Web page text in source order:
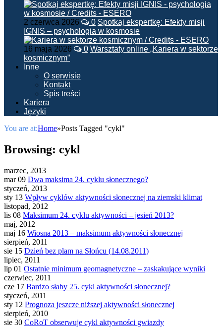
2 czerwca 2026 0 Spotkaj ekspertkę: Efekty misji
IGNIS – psychologia w kosmosie
16 maja 2026 0 Warsztaty online „Kariera w sektorze
kosmicznym”
Inne
O serwisie
Kontakt
Spis treści
Kariera
Języki
You are at:Home»Posts Tagged "cykl"
Browsing: cykl
marzec, 2013
mar 09 Dwa maksima 24. cyklu słonecznego?
styczeń, 2013
sty 13 Wpływ cyklów aktywności słonecznej na ziemski klimat
listopad, 2012
lis 08 Maksimum 24. cyklu aktywności – jesień 2013?
maj, 2012
maj 16 Wiosna 2013 – maksimum aktywności słonecznej
sierpień, 2011
sie 15 Dzień bez plam na Słońcu (14.08.2011)
lipiec, 2011
lip 01 Ostatnie minimum geomagnetyczne – zaskakujące wyniki
czerwiec, 2011
cze 17 Bardzo słaby 25. cykl aktywności słonecznej?
styczeń, 2011
sty 12 Prognoza jeszcze niższej aktywności słonecznej
sierpień, 2010
sie 30 CoRoT obserwuje cykl aktywności gwiazdy